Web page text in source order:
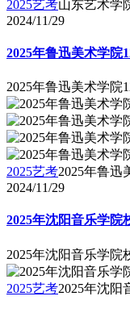
2025艺考山东艺术学
2024/11/29
2025年鲁迅美术学院
2025年鲁迅美术学院
2025艺考2025年鲁迅
2024/11/29
2025年沈阳音乐学院
2025年沈阳音乐学院
2025艺考2025年沈阳